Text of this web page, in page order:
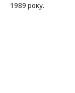
1989 року.